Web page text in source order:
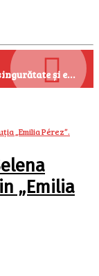
EMAA lansează „Noaptea”, single despre singurătate și emoțiile care se aud cel mai clar după miezul nopții
„Emilia